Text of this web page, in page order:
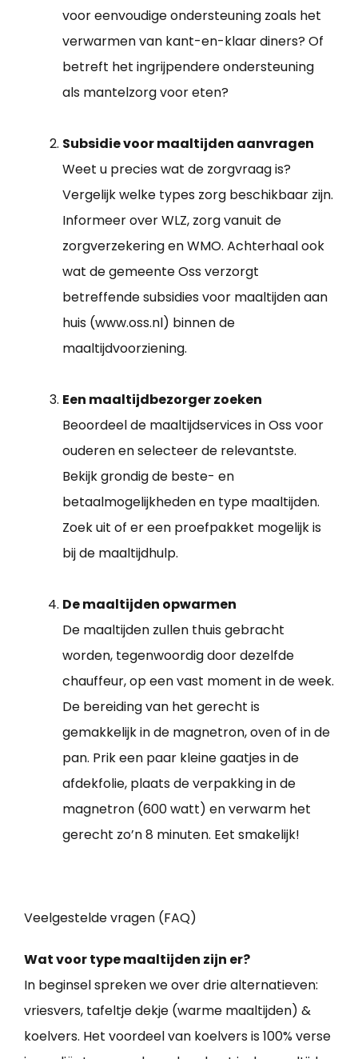
voor eenvoudige ondersteuning zoals het
verwarmen van kant-en-klaar diners? Of
betreft het ingrijpendere ondersteuning
als mantelzorg voor eten?
Subsidie voor maaltijden aanvragen
Weet u precies wat de zorgvraag is?
Vergelijk welke types zorg beschikbaar zijn.
Informeer over WLZ, zorg vanuit de
zorgverzekering en WMO. Achterhaal ook
wat de gemeente Oss verzorgt
betreffende subsidies voor maaltijden aan
huis (www.oss.nl) binnen de
maaltijdvoorziening.
Een maaltijdbezorger zoeken
Beoordeel de maaltijdservices in Oss voor
ouderen en selecteer de relevantste.
Bekijk grondig de beste- en
betaalmogelijkheden en type maaltijden.
Zoek uit of er een proefpakket mogelijk is
bij de maaltijdhulp.
De maaltijden opwarmen
De maaltijden zullen thuis gebracht
worden, tegenwoordig door dezelfde
chauffeur, op een vast moment in de week.
De bereiding van het gerecht is
gemakkelijk in de magnetron, oven of in de
pan. Prik een paar kleine gaatjes in de
afdekfolie, plaats de verpakking in de
magnetron (600 watt) en verwarm het
gerecht zo’n 8 minuten. Eet smakelijk!
Veelgestelde vragen (FAQ)
Wat voor type maaltijden zijn er?
In beginsel spreken we over drie alternatieven:
vriesvers, tafeltje dekje (warme maaltijden) &
koelvers. Het voordeel van koelvers is 100% verse